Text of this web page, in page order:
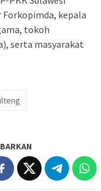
Forkopimda, kepala
tokoh
serta masyarakat